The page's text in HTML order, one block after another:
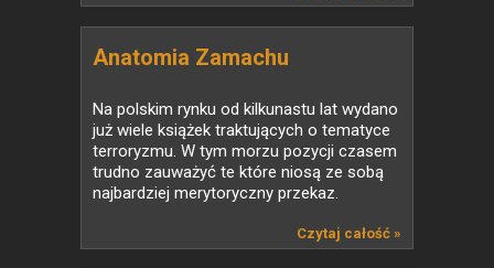
Anatomia Zamachu
Na polskim rynku od kilkunastu lat wydano
już wiele książek traktujących o tematyce
terroryzmu. W tym morzu pozycji czasem
trudno zauważyć te które niosą ze sobą
najbardziej merytoryczny przekaz.
Czytaj całość »